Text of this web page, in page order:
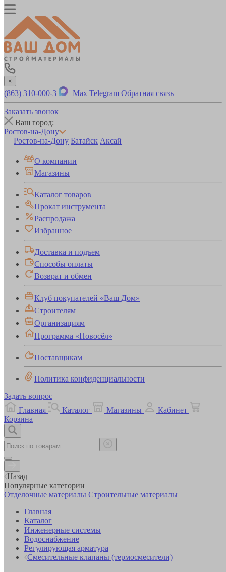
×
(863) 310-000-3 Max Telegram Обратная связь
Заказать звонок
Ваш город:
Ростов-на-Дону
Ростов-на-Дону Батайск Аксай
О компании
Магазины
Каталог товаров
Прокат инструмента
Распродажа
Избранное
Доставка и подъем
Способы оплаты
Возврат и обмен
Клуб покупателей «Ваш Дом»
Строителям
Организациям
Программа «Новосёл»
Поставщикам
Политика конфиденциальности
Задать вопрос
Главная
Каталог Магазины
Кабинет
Корзина
Назад
Популярные категории
Отделочные материалы Строительные материалы
Главная
Каталог
Инженерные системы
Водоснабжение
Регулирующая арматура
Смесительные клапаны (термосмесители)